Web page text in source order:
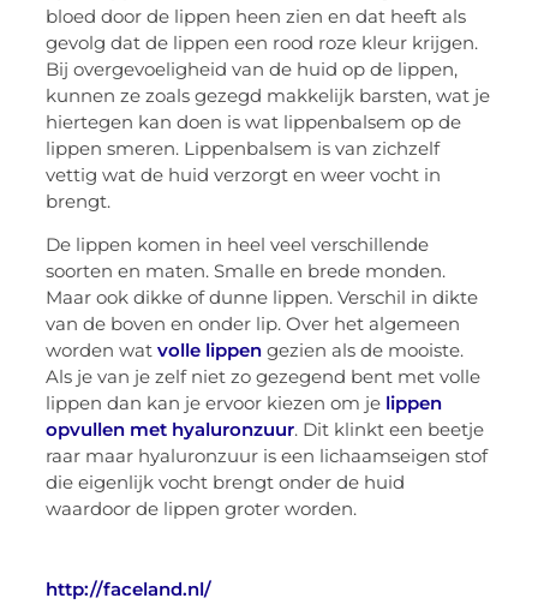
bloed door de lippen heen zien en dat heeft als
gevolg dat de lippen een rood roze kleur krijgen.
Bij overgevoeligheid van de huid op de lippen,
kunnen ze zoals gezegd makkelijk barsten, wat je
hiertegen kan doen is wat lippenbalsem op de
lippen smeren. Lippenbalsem is van zichzelf
vettig wat de huid verzorgt en weer vocht in
brengt.
De lippen komen in heel veel verschillende
soorten en maten. Smalle en brede monden.
Maar ook dikke of dunne lippen. Verschil in dikte
van de boven en onder lip. Over het algemeen
worden watvolle lippen gezien als de mooiste.
Als je van je zelf niet zo gezegend bent met volle
lippen dan kan je ervoor kiezen om je lippen
opvullen met hyaluronzuur. Dit klinkt een beetje
raar maar hyaluronzuur is een lichaamseigen stof
die eigenlijk vocht brengt onder de huid
waardoor de lippen groter worden.
http://faceland.nl/